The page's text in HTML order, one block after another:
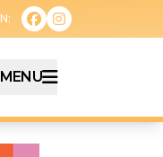
MENU